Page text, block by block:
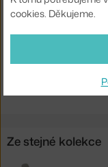
Kód produktu
MUU-
Ze stejné kolekce
cookies. Děkujeme.